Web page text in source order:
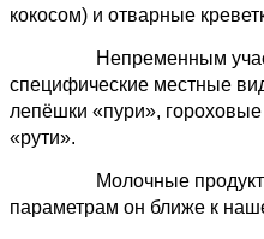
кокосом) и отварные
Непременным
специфические местные
лепёшки «пури»,
«рути».
Молочные продукты
параметрам он ближе к